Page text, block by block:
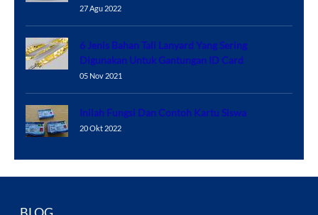
27 Agu 2022
6 Jenis Bahan Tali Lanyard Yang Sering
Digunakan Untuk Gantungan ID Card
05 Nov 2021
Inilah Fungsi Dan Contoh Kartu Siswa
20 Okt 2022